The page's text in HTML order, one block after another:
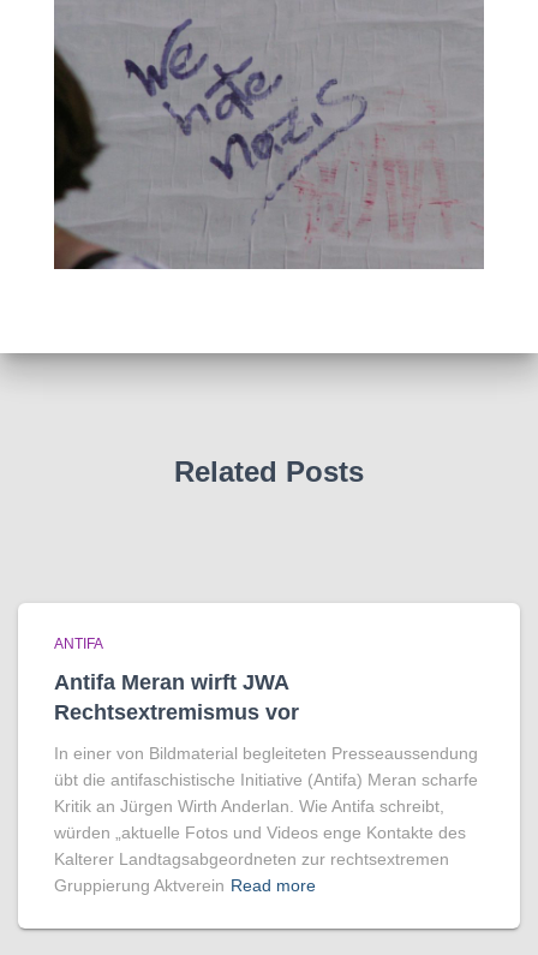
Related Posts
ANTIFA
Antifa Meran wirft JWA
Rechtsextremismus vor
In einer von Bildmaterial begleiteten Presseaussendung
übt die antifaschistische Initiative (Antifa) Meran scharfe
Kritik an Jürgen Wirth Anderlan. Wie Antifa schreibt,
würden „aktuelle Fotos und Videos enge Kontakte des
Kalterer Landtagsabgeordneten zur rechtsextremen
Gruppierung Aktverein Read more